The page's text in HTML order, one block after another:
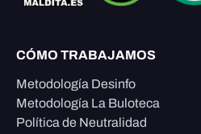
CÓMO TRABAJAMOS
Metodología Desinfo
Metodología La Buloteca
Política de Neutralidad